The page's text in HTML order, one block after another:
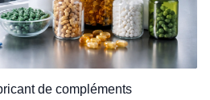
de compléments